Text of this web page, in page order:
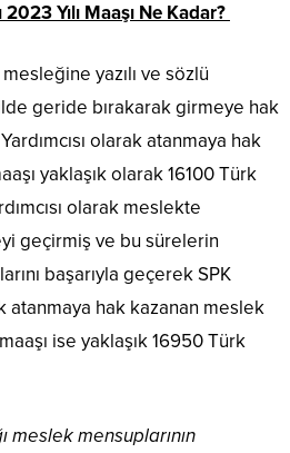
2023 Yılı Maaşı Ne Kadar?
mesleğine yazılı ve sözlü
geride bırakarak girmeye hak
olarak atanmaya hak
yaklaşık olarak 16100 Türk
olarak meslekte
geçirmiş ve bu sürelerin
başarıyla geçerek SPK
atanmaya hak kazanan meslek
ise yaklaşık 16950 Türk
meslek mensuplarının